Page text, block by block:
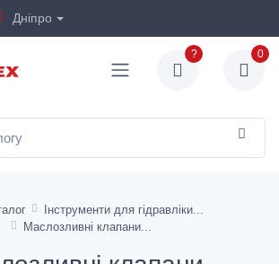
Дніпро
? 0
Інструменти для гідравліки
Маслозливні клапани